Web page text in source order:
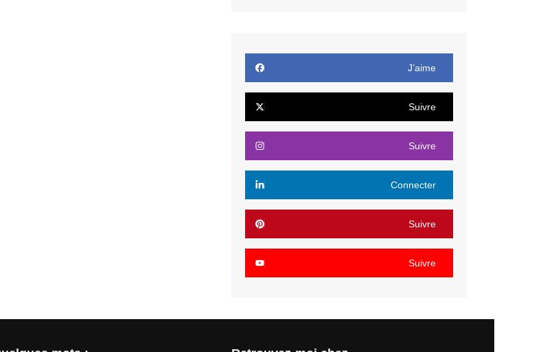
J’aime
Suivre
Suivre
Connecter
Suivre
Suivre